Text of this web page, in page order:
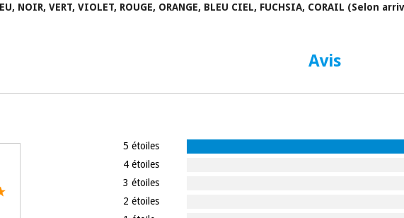
NOIR, VERT, VIOLET, ROUGE, ORANGE, BLEU CIEL, FUCHSIA, CORAIL (Selon
Avis
5 étoiles
4 étoiles
3 étoiles
2 étoiles